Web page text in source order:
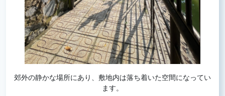
郊外の静かな場所にあり、敷地内は落ち着いた空間になってい
ます。